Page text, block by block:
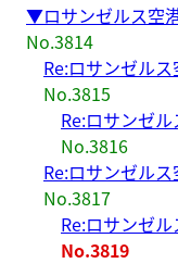
▼ロサンゼルス空
No.3814
Re:ロサンゼル
No.3815
Re:ロサンゼ
No.3816
Re:ロサンゼル
No.3817
Re:ロサンゼ
No.3819